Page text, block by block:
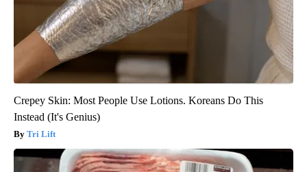
Crepey Skin: Most People Use Lotions. Koreans Do This
Instead (It's Genius)
Tri Lift